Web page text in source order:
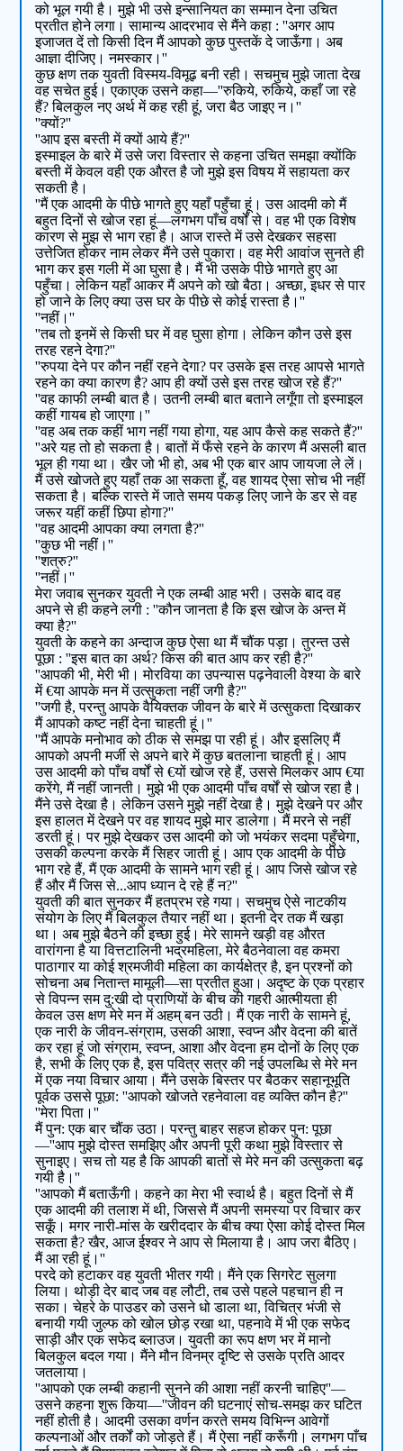
को भूल गयी है। मुझे भी उसे इन्सानियत का सम्मान देना उचित
प्रतीत होने लगा। सामान्य आदरभाव से मैंने कहा : ''अगर आप
इजाजत दें तो किसी दिन मैं आपको कुछ पुस्तकें दे जाऊँगा। अब
आज्ञा दीजिए। नमस्कार।''
कुछ क्षण तक युवती विस्मय-विमूढ़ बनी रही। सचमुच मुझे जाता देख
वह सचेत हुई। एकाएक उसने कहा—''रुकिये, रुकिये, कहाँ जा रहे
हैं? बिलकुल नए अर्थ में कह रही हूं, जरा बैठ जाइए न।''
''क्यों?''
''आप इस बस्ती में क्यों आये हैं?''
इस्माइल के बारे में उसे जरा विस्तार से कहना उचित समझा क्योंकि
बस्ती में केवल वही एक औरत है जो मुझे इस विषय में सहायता कर
सकती है।
''मैं एक आदमी के पीछे भागते हुए यहाँ पहुँचा हूं। उस आदमी को मैं
बहुत दिनों से खोज रहा हूं—लगभग पाँच वर्षों से। वह भी एक विशेष
कारण से मुझ से भाग रहा है। आज रास्ते में उसे देखकर सहसा
उत्तेजित होकर नाम लेकर मैंने उसे पुकारा। वह मेरी आवांज सुनते ही
भाग कर इस गली में आ घुसा है। मैं भी उसके पीछे भागते हुए आ
पहुँचा। लेकिन यहाँ आकर मैं अपने को खो बैठा। अच्छा, इधर से पार
हो जाने के लिए क्या उस घर के पीछे से कोई रास्ता है।''
''नहीं।''
''तब तो इनमें से किसी घर में वह घुसा होगा। लेकिन कौन उसे इस
तरह रहने देगा?''
''रुपया देने पर कौन नहीं रहने देगा? पर उसके इस तरह आपसे भागते
रहने का क्या कारण है? आप ही क्यों उसे इस तरह खोज रहे हैं?''
''वह काफी लम्बी बात है। उतनी लम्बी बात बताने लगूँगा तो इस्माइल
कहीं गायब हो जाएगा।''
''वह अब तक कहीं भाग नहीं गया होगा, यह आप कैसे कह सकते हैं?''
''अरे यह तो हो सकता है। बातों में फँसे रहने के कारण मैं असली बात
भूल ही गया था। खैर जो भी हो, अब भी एक बार आप जायजा ले लें।
मैं उसे खोजते हुए यहाँ तक आ सकता हूँ, वह शायद ऐसा सोच भी नहीं
सकता है। बल्कि रास्ते में जाते समय पकड़ लिए जाने के डर से वह
जरूर यहीं कहीं छिपा होगा?''
''वह आदमी आपका क्या लगता है?''
''कुछ भी नहीं।''
''शत्रु?''
''नहीं।''
मेरा जवाब सुनकर युवती ने एक लम्बी आह भरी। उसके बाद वह
अपने से ही कहने लगी : ''कौन जानता है कि इस खोज के अन्त में
क्या है?''
युवती के कहने का अन्दाज कुछ ऐसा था मैं चौंक पड़ा। तुरन्त उसे
पूछा : ''इस बात का अर्थ? किस की बात आप कर रही है?''
''आपकी भी, मेरी भी। मोरविया का उपन्यास पढ़नेवाली वेश्या के बारे
में €या आपके मन में उत्सुकता नहीं जगी है?''
''जगी है, परन्तु आपके वैयिक्तक जीवन के बारे में उत्सुकता दिखाकर
मैं आपको कष्ट नहीं देना चाहती हूं।''
''मैं आपके मनोभाव को ठीक से समझ पा रही हूं। और इसलिए मैं
आपको अपनी मर्जी से अपने बारे में कुछ बतलाना चाहती हूं। आप
उस आदमी को पाँच वर्षों से €यों खोज रहे हैं, उससे मिलकर आप €या
करेंगे, मैं नहीं जानती। मुझे भी एक आदमी पाँच वर्षों से खोज रहा है।
मैंने उसे देखा है। लेकिन उसने मुझे नहीं देखा है। मुझे देखने पर और
इस हालत में देखने पर वह शायद मुझे मार डालेगा। मैं मरने से नहीं
डरती हूं। पर मुझे देखकर उस आदमी को जो भयंकर सदमा पहुँचेगा,
उसकी कल्पना करके मैं सिहर जाती हूं। आप एक आदमी के पीछे
भाग रहे हैं, मैं एक आदमी के सामने भाग रही हूं। आप जिसे खोज रहे
हैं और मैं जिस से...आप ध्यान दे रहे हैं न?''
युवती की बात सुनकर मैं हतप्रभ रहे गया। सचमुच ऐसे नाटकीय
संयोग के लिए मैं बिलकुल तैयार नहीं था। इतनी देर तक मैं खड़ा
था। अब मुझे बैठने की इच्छा हुई। मेरे सामने खड़ी वह औरत
वारांगना है या वित्तटालिनी भद्रमहिला, मेरे बैठनेवाला वह कमरा
पाठागार या कोई श्रमजीवी महिला का कार्यक्षेत्र है, इन प्रश्नों को
सोचना अब नितान्त मामूली—सा प्रतीत हुआ। अदृष्ट के एक प्रहार
से विपन्न सम दु:खी दो प्राणियों के बीच की गहरी आत्मीयता ही
केवल उस क्षण मेरे मन में अहम् बन उठी। मैं एक नारी के सामने हूं,
एक नारी के जीवन-संग्राम, उसकी आशा, स्वप्न और वेदना की बातें
कर रहा हूं जो संग्राम, स्वप्न, आशा और वेदना हम दोनों के लिए एक
है, सभी के लिए एक है, इस पवित्र सत्र की नई उपलब्धि से मेरे मन
में एक नया विचार आया। मैंने उसके बिस्तर पर बैठकर सहानूभूति
पूर्वक उससे पूछा: ''आपको खोजते रहनेवाला वह व्यक्ति कौन है?''
''मेरा पिता।''
मैं पुन: एक बार चौंक उठा। परन्तु बाहर सहज होकर पुन: पूछा
—''आप मुझे दोस्त समझिए और अपनी पूरी कथा मुझे विस्तार से
सुनाइए। सच तो यह है कि आपकी बातों से मेरे मन की उत्सुकता बढ़
गयी है।''
''आपको मैं बताऊँगी। कहने का मेरा भी स्वार्थ है। बहुत दिनों से मैं
एक आदमी की तलाश में थी, जिससे मैं अपनी समस्या पर विचार कर
सकूँ। मगर नारी-मांस के खरीददार के बीच क्या ऐसा कोई दोस्त मिल
सकता है? खैर, आज ईश्वर ने आप से मिलाया है। आप जरा बैठिए।
मैं आ रही हूं।''
परदे को हटाकर वह युवती भीतर गयी। मैंने एक सिगरेट सुलगा
लिया। थोड़ी देर बाद जब वह लौटी, तब उसे पहले पहचान ही न
सका। चेहरे के पाउडर को उसने धो डाला था, विचित्र भंजी से
बनायी गयी जुल्फ को खोल छोड़ रखा था, पहनावे में भी एक सफेद
साड़ी और एक सफेद ब्लाउज। युवती का रूप क्षण भर में मानो
बिलकुल बदल गया। मैंने मौन विनम्र दृष्टि से उसके प्रति आदर
जतलाया।
''आपको एक लम्बी कहानी सुनने की आशा नहीं करनी चाहिए''—
उसने कहना शुरू किया—''जीवन की घटनाएं सोच-समझ कर घटित
नहीं होती है। आदमी उसका वर्णन करते समय विभिन्न आवेगों
कल्पनाओं और तर्कों को जोड़ते हैं। मैं ऐसा नहीं करूँगी। लगभग पाँच